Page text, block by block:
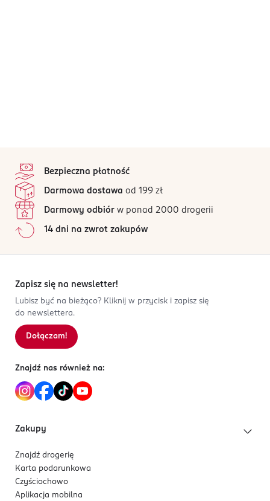
Bezpieczna płatność
Darmowa dostawa od 199 zł
Darmowy odbiór w ponad 2000 drogerii
14 dni na zwrot zakupów
Zapisz się na newsletter!
Lubisz być na bieżąco? Kliknij w przycisk i zapisz się
do newslettera.
Dołączam!
Znajdź nas również na:
Zakupy
Znajdź drogerię
Karta podarunkowa
Czyściochowo
Aplikacja mobilna